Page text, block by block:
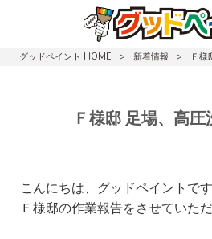
グッドペイント HOME
> 新着情報 > Ｆ様
Ｆ様邸 足場、高圧
こんにちは、グッドペイントです
Ｆ様邸の作業報告をさせていた